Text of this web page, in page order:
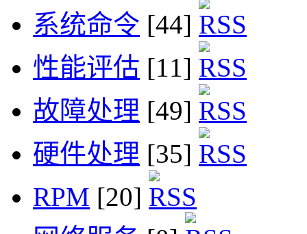
系统命令 [44]
性能评估 [11]
故障处理 [49]
硬件处理 [35]
RPM [20]